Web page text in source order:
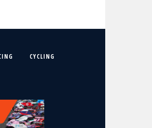
CYCLING